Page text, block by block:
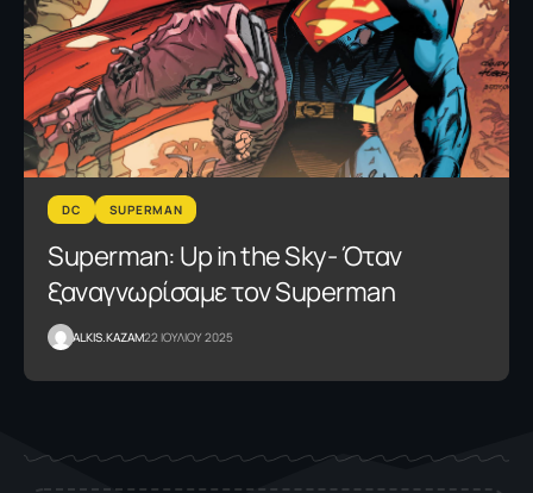
DC SUPERMAN
Superman: Up in the Sky- Όταν
ξαναγνωρίσαμε τον Superman
ALKIS.KAZAM22 ΙΟΥΛΙΟΥ 2025